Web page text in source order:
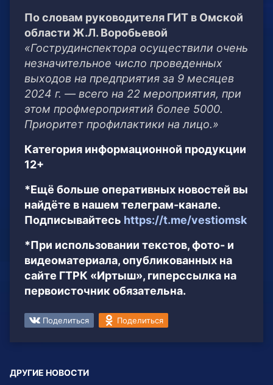
По словам руководителя ГИТ в Омской
области Ж.Л. Воробьевой
«Гострудинспектора осуществили очень
незначительное число проведенных
выходов на предприятия за 9 месяцев
2024 г. — всего на 22 мероприятия, при
этом профмероприятий более 5000.
Приоритет профилактики на лицо.»
Категория информационной продукции
12+
*Ещё больше оперативных новостей вы
найдёте в нашем телеграм-канале.
Подписывайтесь https://t.me/vestiomsk
*При использовании текстов, фото- и
видеоматериала, опубликованных на
сайте ГТРК «Иртыш», гиперссылка на
первоисточник обязательна.
Поделиться Поделиться
ДРУГИЕ НОВОСТИ